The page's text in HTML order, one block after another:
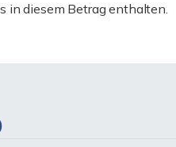
in diesem Betrag enthalten.